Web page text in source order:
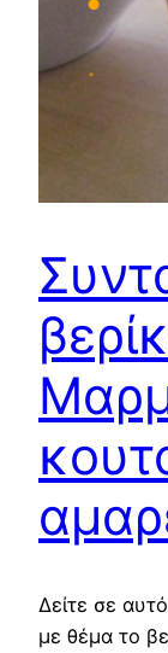
•
Δείτε σε
με θέμα το